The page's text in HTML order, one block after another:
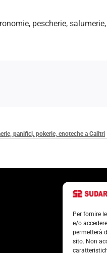
Per fornire
e/o
permetterà
sito. Non
pescherie, salumerie,
panifici, pokerie, enoteche a Calitri